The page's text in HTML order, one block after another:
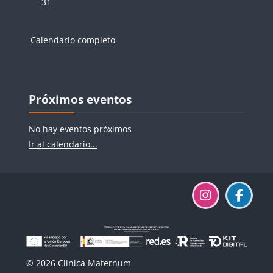
31
Calendario completo
Bloques
Próximos eventos
No hay eventos próximos
Ir al calendario...
© 2026 Clínica Maternum